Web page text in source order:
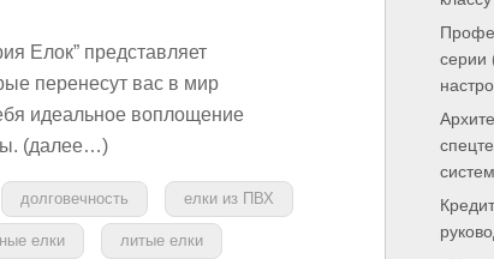
Елок” представляет
перенесут вас в мир
идеальное воплощение
(далее…)
долговечность елки из ПВХ
елки литые елки
серии